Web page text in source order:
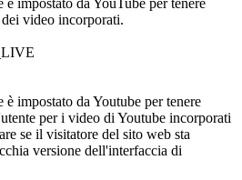
è impostato da YouTube per tenere
video incorporati.
è impostato da Youtube per tenere
per i video di Youtube incorporati
se il visitatore del sito web sta
versione dell'interfaccia di